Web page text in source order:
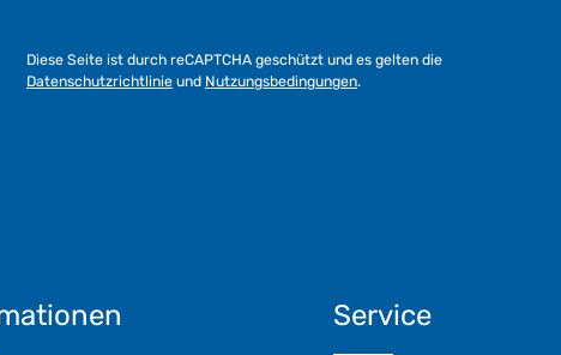
Diese Seite ist durch reCAPTCHA geschützt und es gelten die
Datenschutzrichtlinie und Nutzungsbedingungen.
Service